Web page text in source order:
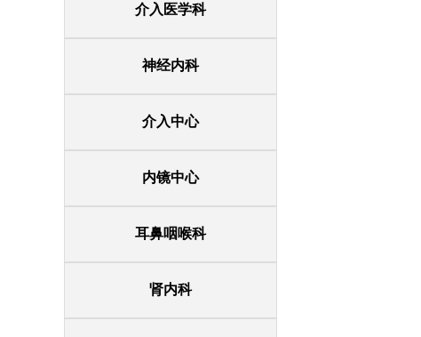
介入医学科
神经内科
介入中心
内镜中心
耳鼻咽喉科
肾内科